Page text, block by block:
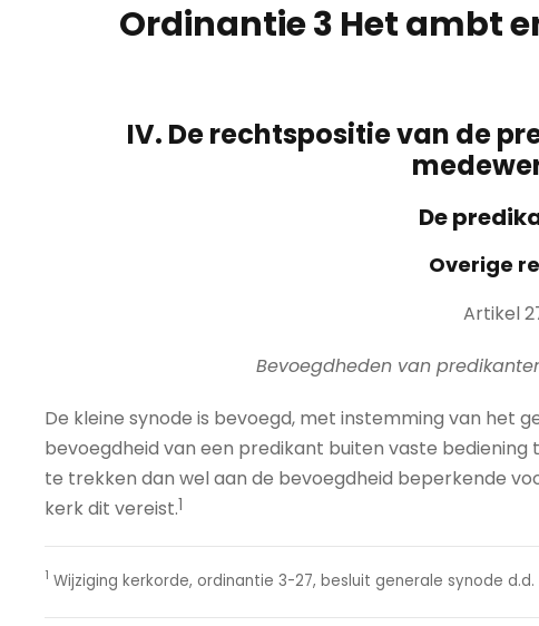
Ordinantie 3 Het ambt
IV. De rechtspositie van de
De
Overige
Artikel
Bevoegdheden van
De kleine synode is bevoegd, met instemming van het
bevoegdheid van een predikant buiten vaste
te trekken dan wel aan de bevoegdheid beperkende
kerk dit vereist.1
1 Wijziging kerkorde, ordinantie 3-27, besluit generale synode d.d.